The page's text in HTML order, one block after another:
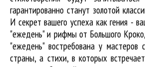
гарантированно станут золотой
И секрет вашего успеха как гения -
"ежедень" и рифмы от Большого
"ежедень" востребована у мастеров
страны, а стихи, в которых